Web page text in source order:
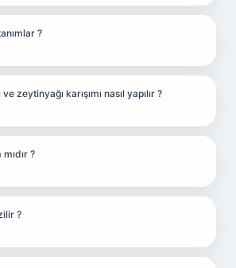
?
zeytinyağı karışımı nasıl yapılır ?
?
?